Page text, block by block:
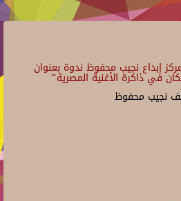
إبداع نجيب محفوظ ندوة بعنوان
في ذاكرة الأغنية المصرية"
نجيب محفوظ